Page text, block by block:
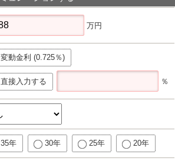
万円
変動金利 (0.725％)
直接入力する ％
35年 30年 25年 20年